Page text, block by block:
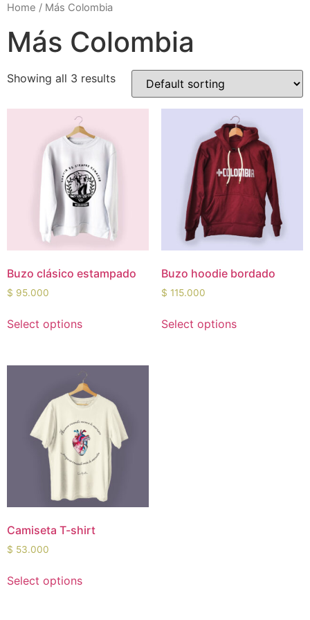
Home / Más Colombia
Más Colombia
Showing all 3 results
Buzo clásico estampado
$ 95.000
Select options
Buzo hoodie bordado
$ 115.000
Select options
Camiseta T-shirt
$ 53.000
Select options